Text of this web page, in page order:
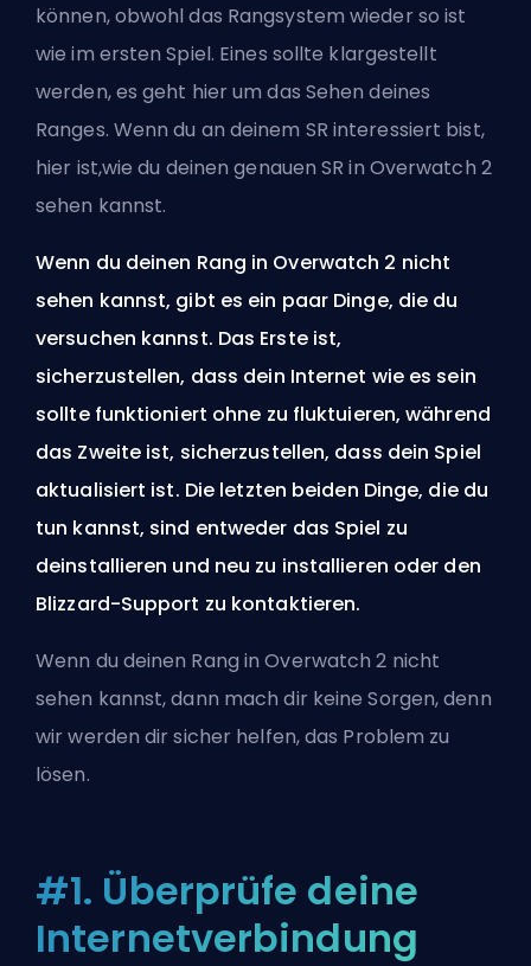
können, obwohl das Rangsystem wieder so ist
wie im ersten Spiel. Eines sollte klargestellt
werden, es geht hier um das Sehen deines
Ranges. Wenn du an deinem SR interessiert bist,
hier ist,wie du deinen genauen SR in Overwatch 2
sehen kannst.
Wenn du deinen Rang in Overwatch 2 nicht
sehen kannst, gibt es ein paar Dinge, die du
versuchen kannst. Das Erste ist,
sicherzustellen, dass dein Internet wie es sein
sollte funktioniert ohne zu fluktuieren, während
das Zweite ist, sicherzustellen, dass dein Spiel
aktualisiert ist. Die letzten beiden Dinge, die du
tun kannst, sind entweder das Spiel zu
deinstallieren und neu zu installieren oder den
Blizzard-Support zu kontaktieren.
Wenn du deinen Rang in Overwatch 2 nicht
sehen kannst, dann mach dir keine Sorgen, denn
wir werden dir sicher helfen, das Problem zu
lösen.
#1. Überprüfe deine
Internetverbindung